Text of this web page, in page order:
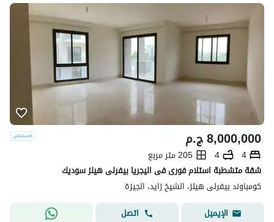
ج.م8,000,000
4
4
205 متر مربع
شقة متشطبة استلام فورى فى اليجريا بيفرلى هيلز سوديك
كومباوند بيفرلى هيلز، الشيخ زايد، الجيزة
الإيميل
اتصل